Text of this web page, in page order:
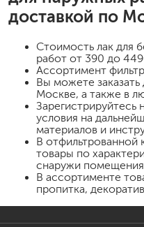
доставкой по
Стоимость лак для
работ от 390 до
Ассортимент
Вы можете заказать
Москве, а также в
Зарегистрируйтесь
условия на
материалов и
В отфильтрованной
товары по
снаружи
В ассортименте
пропитка,